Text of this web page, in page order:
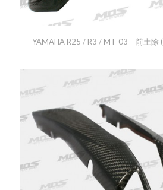
YAMAHA R25 / R3 / MT-03 – 前土除